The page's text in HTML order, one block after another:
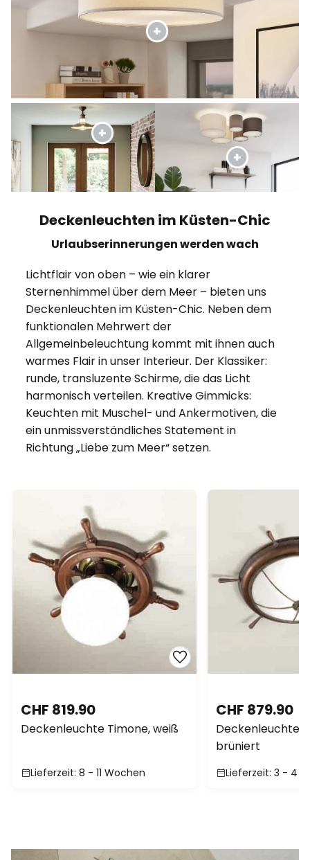
Deckenleuchten im Küsten-Chic
Urlaubserinnerungen werden wach
Lichtflair von oben – wie ein klarer
Sternenhimmel über dem Meer – bieten uns
Deckenleuchten im Küsten-Chic. Neben dem
funktionalen Mehrwert der
Allgemeinbeleuchtung kommt mit ihnen auch
warmes Flair in unser Interieur. Der Klassiker:
runde, transluzente Schirme, die das Licht
harmonisch verteilen. Kreative Gimmicks:
Keuchten mit Muschel- und Ankermotiven, die
ein unmissverständliches Statement in
Richtung „Liebe zum Meer“ setzen.
CHF 819.90
Deckenleuchte Timone, weiß
Lieferzeit: 8 - 11 Wochen
CHF 879.90
Deckenleuchte
brüniert
Lieferzeit: 3 - 4